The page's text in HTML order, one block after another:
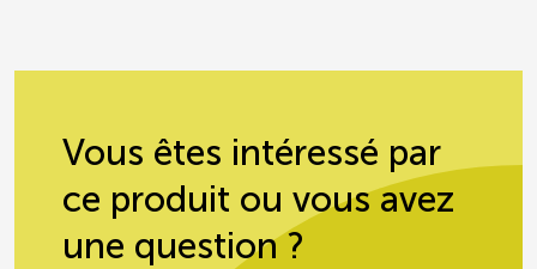
Vous êtes intéressé par
ce produit ou vous avez
une question ?